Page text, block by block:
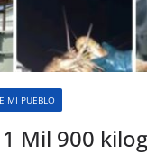
MI PUEBLO
Mil 900